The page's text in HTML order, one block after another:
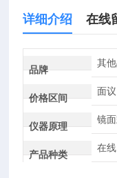
详细介绍 在线
品牌
其
价格区间
面议
仪器原理
镜
产品种类
在线